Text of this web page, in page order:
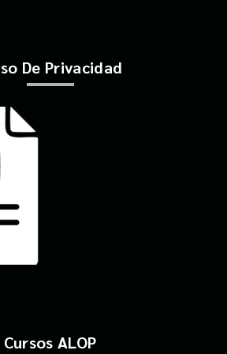
De Privacidad
Cursos ALOP